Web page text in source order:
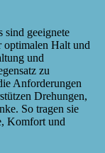
sind geeignete
optimalen Halt und
und
zu
Anforderungen
Drehungen,
So tragen sie
Komfort und